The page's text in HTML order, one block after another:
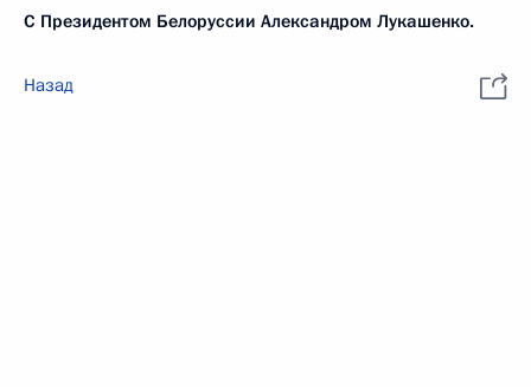
С Президентом Белоруссии Александром Лукашенко.
Назад